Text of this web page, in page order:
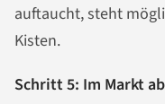
auftaucht, steht
Kisten.
Schritt 5: Im Markt